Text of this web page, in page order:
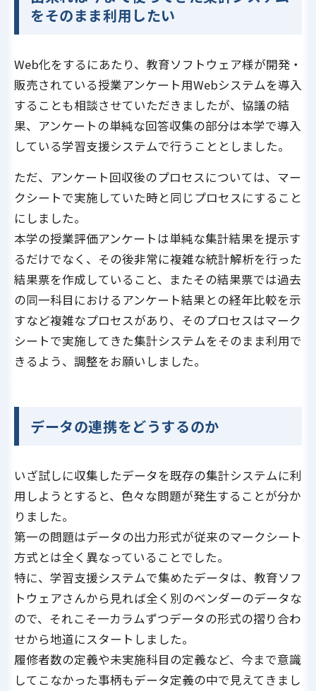
をそのまま利用したい
Web化をするにあたり、教育ソフトウェア様が開発・
販売されている授業アンケート用Webシステムを導入
することも相談させていただきましたが、協議の結
果、アンケートの単純な回答収集の部分は本学で導入
している学習支援システムで行うこととしました。
ただ、アンケート回収後のプロセスについては、マー
クシートで実施していた時と同じプロセスにすること
にしました。
本学の授業評価アンケートは単純な集計結果を提示す
るだけでなく、その後非常に複雑な統計解析を行った
結果票を作成していること、またその結果票では過去
の同一科目におけるアンケート結果との経年比較を示
すなど複雑なプロセスがあり、そのプロセスはマーク
シートで実施してきた集計システムをそのまま利用で
きるよう、調整をお願いしました。
データの連携をどうするのか
いざ試しに収集したデータを既存の集計システムに利
用しようとすると、色々な問題が発生することが分か
りました。
第一の問題はデータの出力形式が従来のマークシート
方式とは全く異なっていることでした。
特に、学習支援システムで集めたデータは、教育ソフ
トウェアさんから見れば全く別のベンダーのデータな
ので、それこそ一カラムずつデータの形式の摺り合わ
せから地道にスタートしました。
履修者数の定義や未実施科目の定義など、今まで意識
してこなかった事柄もデータ定義の中で見えてきまし